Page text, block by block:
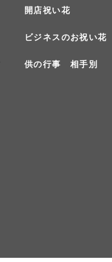
開店祝い花
ビジネスのお祝い花
供の行事 相手別